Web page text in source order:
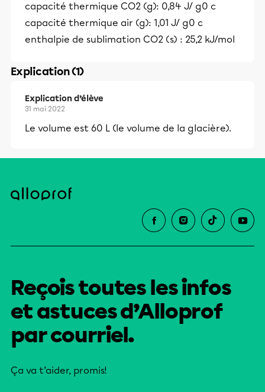
capacité thermique CO2 (g): 0,84 J/ g0 c
capacité thermique air (g): 1,01 J/ g0 c
enthalpie de sublimation CO2 (s) : 25,2 kJ/mol
Explication (1)
Explication d’élève
31 mai 2022
Le volume est 60 L (le volume de la glacière).
Reçois toutes les infos
et astuces d’Alloprof
par courriel.
Ça va t’aider, promis!